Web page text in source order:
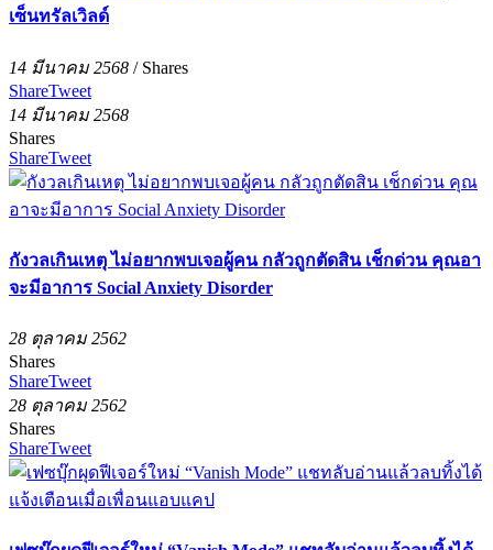
เซ็นทรัลเวิลด์
14 มีนาคม 2568 / Shares
ShareTweet
14 มีนาคม 2568
Shares
ShareTweet
กังวลเกินเหตุ ไม่อยากพบเจอผู้คน กลัวถูกตัดสิน เช็กด่วน คุณอา
จะมีอาการ Social Anxiety Disorder
28 ตุลาคม 2562
Shares
ShareTweet
28 ตุลาคม 2562
Shares
ShareTweet